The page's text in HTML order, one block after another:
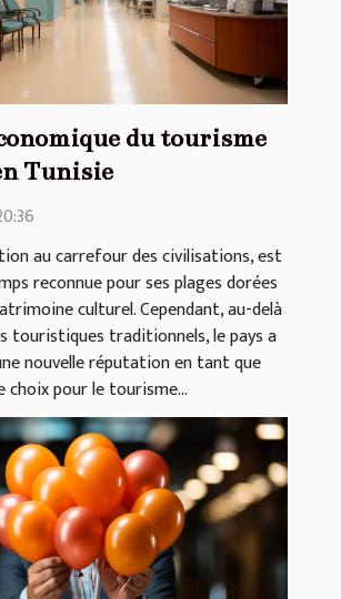
du tourisme
Tunisie
au carrefour des civilisations, est
reconnue pour ses plages dorées
culturel. Cependant, au-delà
touristiques traditionnels, le pays a
nouvelle réputation en tant que
pour le tourisme...